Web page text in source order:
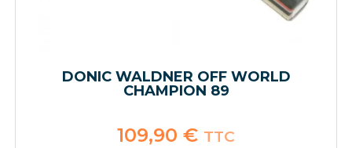
DONIC WALDNER OFF WORLD
CHAMPION 89
109,90 € TTC